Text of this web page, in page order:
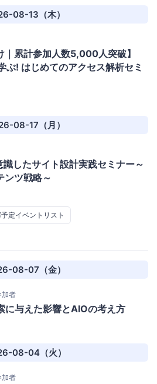
08-13（木）
｜累計参加人数5,000人突破】
ぶ! はじめてのアクセス解析セミ
08-17（月）
したサイト設計実践セミナー～
ンツ戦略～
定イベントリスト
08-07（金）
加者
に与えた影響とAIOの考え方
08-04（火）
加者